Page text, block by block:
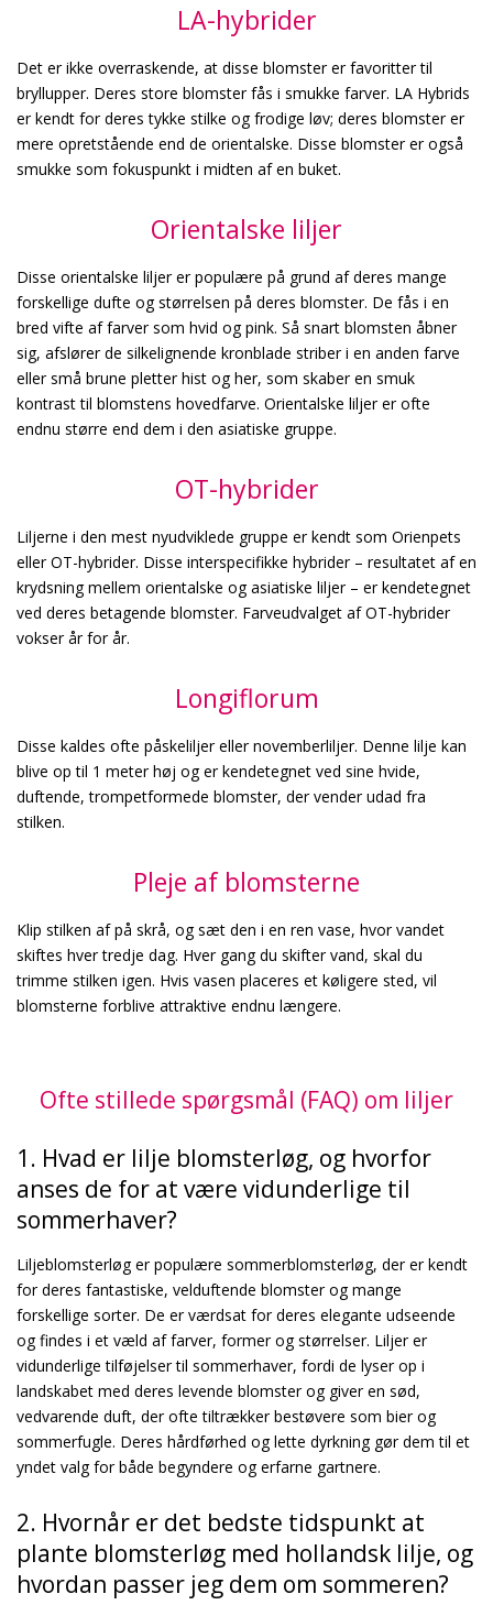
LA-hybrider
Det er ikke overraskende, at disse blomster er favoritter til
bryllupper. Deres store blomster fås i smukke farver. LA Hybrids
er kendt for deres tykke stilke og frodige løv; deres blomster er
mere opretstående end de orientalske. Disse blomster er også
smukke som fokuspunkt i midten af en buket.
Orientalske liljer
Disse orientalske liljer er populære på grund af deres mange
forskellige dufte og størrelsen på deres blomster. De fås i en
bred vifte af farver som hvid og pink. Så snart blomsten åbner
sig, afslører de silkelignende kronblade striber i en anden farve
eller små brune pletter hist og her, som skaber en smuk
kontrast til blomstens hovedfarve. Orientalske liljer er ofte
endnu større end dem i den asiatiske gruppe.
OT-hybrider
Liljerne i den mest nyudviklede gruppe er kendt som Orienpets
eller OT-hybrider. Disse interspecifikke hybrider – resultatet af en
krydsning mellem orientalske og asiatiske liljer – er kendetegnet
ved deres betagende blomster. Farveudvalget af OT-hybrider
vokser år for år.
Longiflorum
Disse kaldes ofte påskeliljer eller novemberliljer. Denne lilje kan
blive op til 1 meter høj og er kendetegnet ved sine hvide,
duftende, trompetformede blomster, der vender udad fra
stilken.
Pleje af blomsterne
Klip stilken af på skrå, og sæt den i en ren vase, hvor vandet
skiftes hver tredje dag. Hver gang du skifter vand, skal du
trimme stilken igen. Hvis vasen placeres et køligere sted, vil
blomsterne forblive attraktive endnu længere.
Ofte stillede spørgsmål (FAQ) om liljer
1. Hvad er lilje blomsterløg, og hvorfor
anses de for at være vidunderlige til
sommerhaver?
Liljeblomsterløg er populære sommerblomsterløg, der er kendt
for deres fantastiske, velduftende blomster og mange
forskellige sorter. De er værdsat for deres elegante udseende
og findes i et væld af farver, former og størrelser. Liljer er
vidunderlige tilføjelser til sommerhaver, fordi de lyser op i
landskabet med deres levende blomster og giver en sød,
vedvarende duft, der ofte tiltrækker bestøvere som bier og
sommerfugle. Deres hårdførhed og lette dyrkning gør dem til et
yndet valg for både begyndere og erfarne gartnere.
2. Hvornår er det bedste tidspunkt at
plante blomsterløg med hollandsk lilje, og
hvordan passer jeg dem om sommeren?